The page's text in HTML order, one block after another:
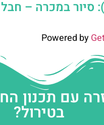
Powered by
עם תכנון
בטירול?